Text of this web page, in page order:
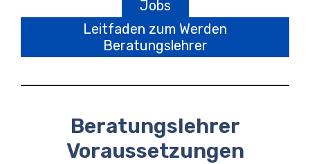
Jobs
Leitfaden zum Werden
Beratungslehrer
Beratungslehrer
Voraussetzungen